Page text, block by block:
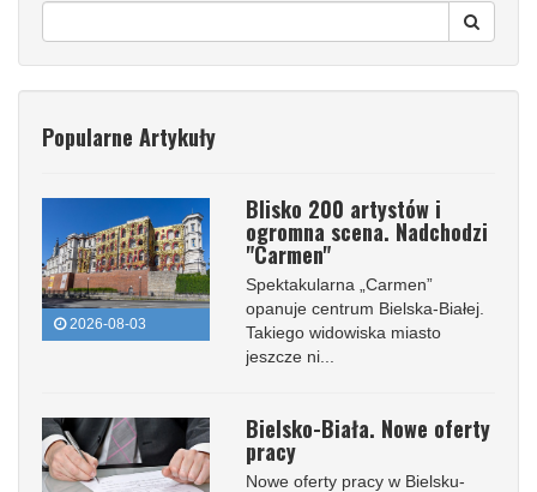
Popularne Artykuły
2026-08-03
Blisko 200 artystów i
ogromna scena. Nadchodzi
"Carmen"
Spektakularna „Carmen”
opanuje centrum Bielska-Białej.
Takiego widowiska miasto
jeszcze ni...
Bielsko-Biała. Nowe oferty
pracy
Nowe oferty pracy w Bielsku-